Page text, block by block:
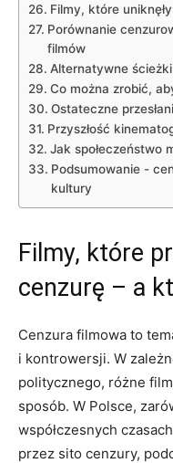
Filmy, które
Porównanie
filmów
Alternatywne
Co można zrobić,
Ostateczne
Przyszłość
Jak społeczeństwo
Podsumowanie ‌-
kultury
Filmy, które
cenzurę – a
Cenzura filmowa to
i kontrowersji. W
politycznego, różne‌
sposób. W Polsce,
współczesnych
przez sito cenzury,